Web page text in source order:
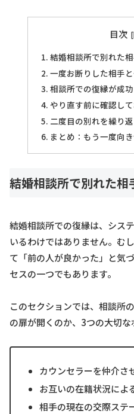
目次
結婚相談所で別れた
一度お断りした相手
相談所での復縁が成
やり直す前に確認し
二度目の別れを繰り
まとめ：もう一度向
結婚相談所で別れた相
結婚相談所での復縁は、シス
いるわけではありません。む
て「前の人が良かった」と気
セスの一つでもあります。
このセクションでは、相談所
の扉が開くのか、3つの大切な
カウンセラーを仲介さ
お互いの在籍状況によ
相手の現在の交際ステ